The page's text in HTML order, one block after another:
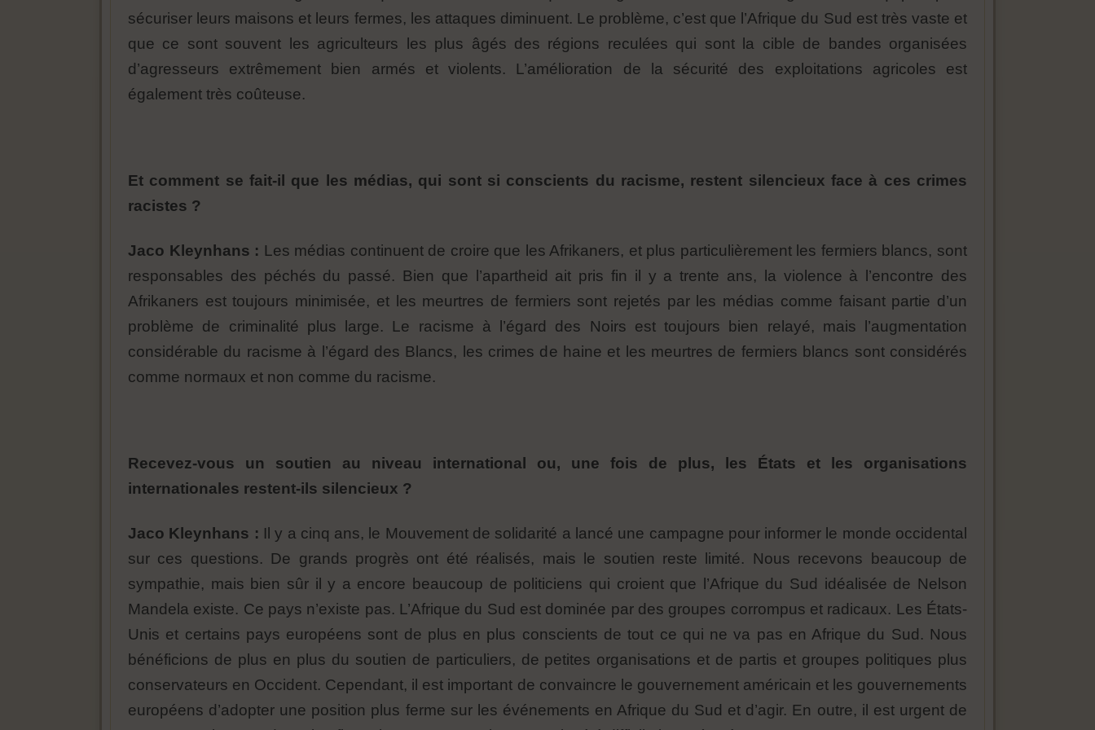
sécuriser leurs maisons et leurs fermes, les attaques diminuent. Le problème, c’est que l’Afrique du Sud est très vaste et
que ce sont souvent les agriculteurs les plus âgés des régions reculées qui sont la cible de bandes organisées
d’agresseurs extrêmement bien armés et violents. L’amélioration de la sécurité des exploitations agricoles est
également très coûteuse.
Et comment se fait-il que les médias, qui sont si conscients du racisme, restent silencieux face à ces crimes
racistes ?
Jaco Kleynhans : Les médias continuent de croire que les Afrikaners, et plus particulièrement les fermiers blancs, sont
responsables des péchés du passé. Bien que l’apartheid ait pris fin il y a trente ans, la violence à l’encontre des
Afrikaners est toujours minimisée, et les meurtres de fermiers sont rejetés par les médias comme faisant partie d’un
problème de criminalité plus large. Le racisme à l’égard des Noirs est toujours bien relayé, mais l’augmentation
considérable du racisme à l’égard des Blancs, les crimes de haine et les meurtres de fermiers blancs sont considérés
comme normaux et non comme du racisme.
Recevez-vous un soutien au niveau international ou, une fois de plus, les États et les organisations
internationales restent-ils silencieux ?
Jaco Kleynhans : Il y a cinq ans, le Mouvement de solidarité a lancé une campagne pour informer le monde occidental
sur ces questions. De grands progrès ont été réalisés, mais le soutien reste limité. Nous recevons beaucoup de
sympathie, mais bien sûr il y a encore beaucoup de politiciens qui croient que l’Afrique du Sud idéalisée de Nelson
Mandela existe. Ce pays n’existe pas. L’Afrique du Sud est dominée par des groupes corrompus et radicaux. Les États-
Unis et certains pays européens sont de plus en plus conscients de tout ce qui ne va pas en Afrique du Sud. Nous
bénéficions de plus en plus du soutien de particuliers, de petites organisations et de partis et groupes politiques plus
conservateurs en Occident. Cependant, il est important de convaincre le gouvernement américain et les gouvernements
européens d’adopter une position plus ferme sur les événements en Afrique du Sud et d’agir. En outre, il est urgent de